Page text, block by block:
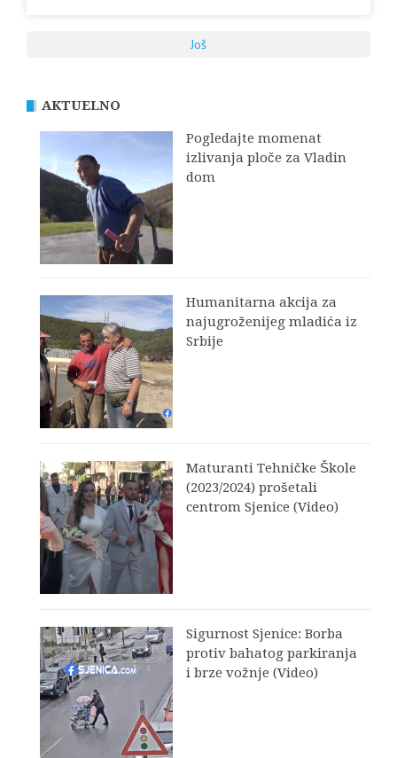
Još
AKTUELNO
Pogledajte momenat
izlivanja ploče za Vladin
dom
Humanitarna akcija za
najugroženijeg mladića iz
Srbije
Maturanti Tehničke Škole
(2023/2024) prošetali
centrom Sjenice (Video)
Sigurnost Sjenice: Borba
protiv bahatog parkiranja
i brze vožnje (Video)